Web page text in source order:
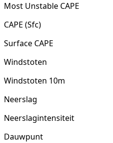
Most Unstable CAPE
CAPE (Sfc)
Surface CAPE
Windstoten
Windstoten 10m
Neerslag
Neerslagintensiteit
Dauwpunt